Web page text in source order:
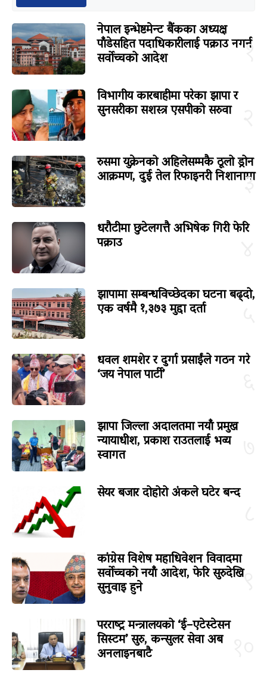
१
नेपाल इन्भेष्टमेन्ट बैंकका अध्यक्ष
पाँडेसहित पदाधिकारीलाई पक्राउ नगर्न
सर्वोच्चको आदेश
विभागीय कारबाहीमा परेका झापा र
सुनसरीका सशस्त्र एसपीको सरुवा
३
रुसमा युक्रेनको अहिलेसम्मकै ठूलो ड्रोन
आक्रमण, दुई तेल रिफाइनरी निशानामा
धरौटीमा छुटेलगत्तै अभिषेक गिरी फेरि
पक्राउ
झापामा सम्बन्धविच्छेदका घटना बढ्दो,
एक वर्षमै १,३७३ मुद्दा दर्ता
धवल शमशेर र दुर्गा प्रसाईंले गठन गरे
‘जय नेपाल पार्टी’
झापा जिल्ला अदालतमा नयाँ प्रमुख
न्यायाधीश, प्रकाश राउतलाई भव्य
स्वागत
सेयर बजार दोहोरो अंकले घटेर बन्द
९
कांग्रेस विशेष महाधिवेशन विवादमा
सर्वोच्चको नयाँ आदेश, फेरि सुरुदेखि
सुनुवाइ हुने
परराष्ट्र मन्त्रालयको ‘ई–एटेस्टेसन
सिस्टम’ सुरु, कन्सुलर सेवा अब
अनलाइनबाटै